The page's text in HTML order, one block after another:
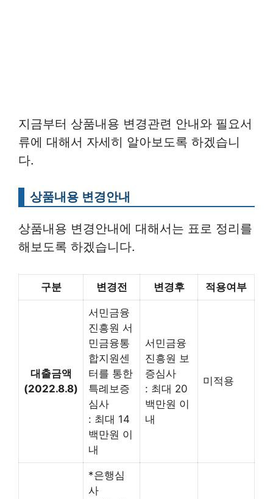
지금부터 상품내용 변경관련 안내와 필요서
류에 대해서 자세히 알아보도록 하겠습니
다.
상품내용 변경안내
상품내용 변경안내에 대해서는 표로 정리를
해보도록 하겠습니다.
구분 변경전 변경후 적용여부
대출금액
(2022.8.8)
서민금융
진흥원 서
민금융통
합지원센
터를 통한
특례보증
심사
: 최대 14
백만원 이
내
서민금융
진흥원 보
증심사
: 최대 20
백만원 이
내
미적용
*은행심
사